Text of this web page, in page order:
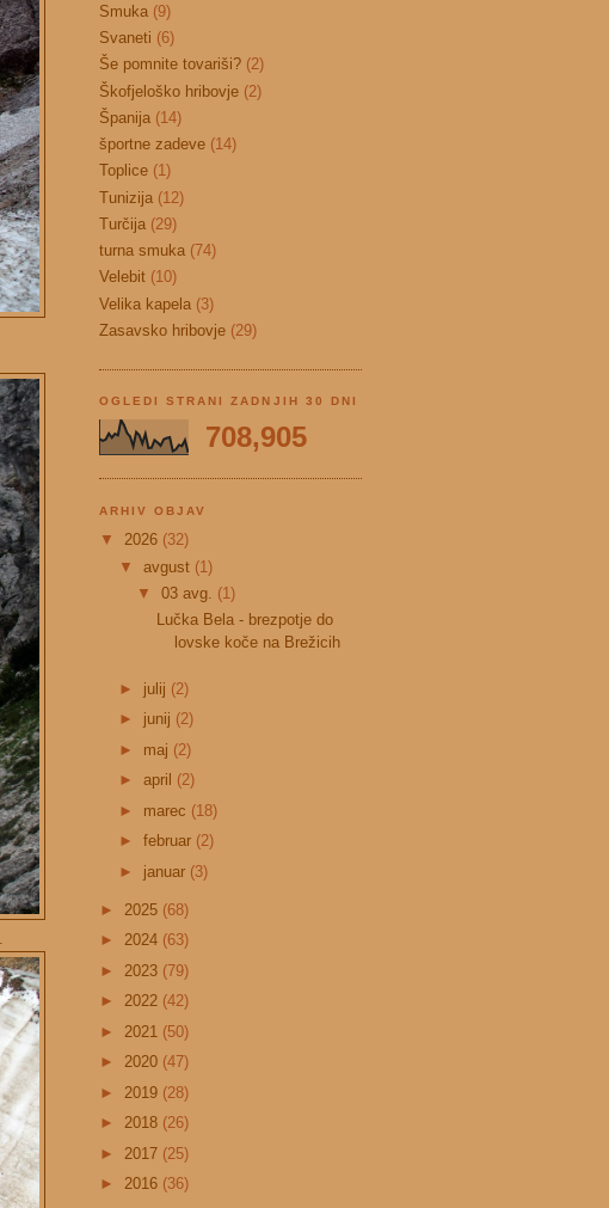
Smuka (9)
Svaneti (6)
Še pomnite tovariši? (2)
Škofjeloško hribovje (2)
Španija (14)
športne zadeve (14)
Toplice (1)
Tunizija (12)
Turčija (29)
turna smuka (74)
Velebit (10)
Velika kapela (3)
Zasavsko hribovje (29)
OGLEDI STRANI ZADNJIH 30 DNI
708,905
ARHIV OBJAV
▼ 2026 (32)
▼ avgust (1)
▼03 avg. (1)
Lučka Bela - brezpotje do
lovske koče na Brežicih
► julij (2)
► junij (2)
► maj (2)
► april (2)
► marec (18)
► februar (2)
► januar (3)
► 2025 (68)
► 2024 (63)
► 2023 (79)
► 2022 (42)
► 2021 (50)
► 2020 (47)
► 2019 (28)
► 2018 (26)
► 2017 (25)
► 2016 (36)